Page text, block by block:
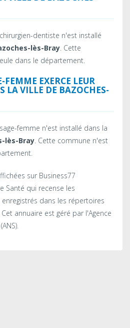
dentiste n'est installé
lès-Bray. Cette
dans le département.
EXERCE LEUR
LA VILLE DE BAZOCHES-
femme n'est installé dans la
lès-Bray. Cette commune n'est
sur Business77
Santé qui recense les
dans les répertoires
annuaire est géré par l'Agence